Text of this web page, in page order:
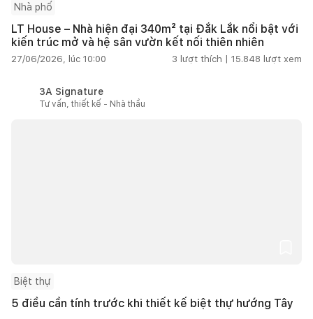
Nhà phố
LT House – Nhà hiện đại 340m² tại Đắk Lắk nổi bật với
kiến trúc mở và hệ sân vườn kết nối thiên nhiên
27/06/2026, lúc 10:00 3 lượt thích | 15.848 lượt xem
3A Signature
Tư vấn, thiết kế - Nhà thầu
Biệt thự
5 điều cần tính trước khi thiết kế biệt thự hướng Tây